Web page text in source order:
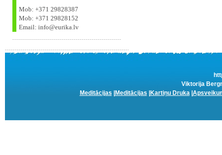
Mob: +371 29828387
Mob: +371 29828152
Email: info@eurika.lv
Viktorija
Meditācijas
Meditācijas Kartiņu Druka|